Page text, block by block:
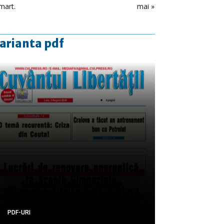
mai »
pdf
PDF-URI
PDF-URI
PDF-URI
PDF-URI
PDF-URI